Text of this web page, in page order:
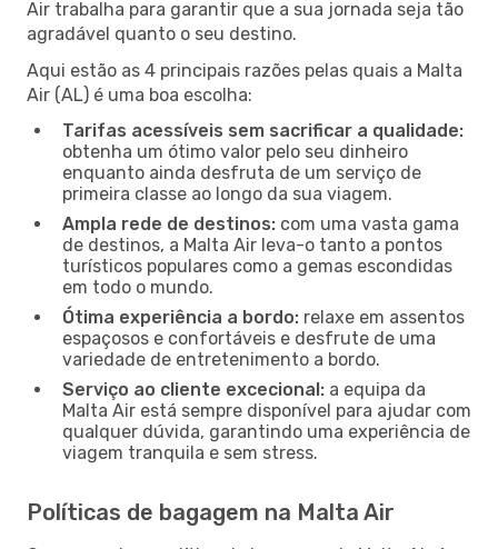
Air trabalha para garantir que a sua jornada seja tão
agradável quanto o seu destino.
Aqui estão as 4 principais razões pelas quais a Malta
Air (AL) é uma boa escolha:
Tarifas acessíveis sem sacrificar a qualidade:
obtenha um ótimo valor pelo seu dinheiro
enquanto ainda desfruta de um serviço de
primeira classe ao longo da sua viagem.
Ampla rede de destinos: com uma vasta gama
de destinos, a Malta Air leva-o tanto a pontos
turísticos populares como a gemas escondidas
em todo o mundo.
Ótima experiência a bordo: relaxe em assentos
espaçosos e confortáveis e desfrute de uma
variedade de entretenimento a bordo.
Serviço ao cliente excecional: a equipa da
Malta Air está sempre disponível para ajudar com
qualquer dúvida, garantindo uma experiência de
viagem tranquila e sem stress.
Políticas de bagagem na Malta Air